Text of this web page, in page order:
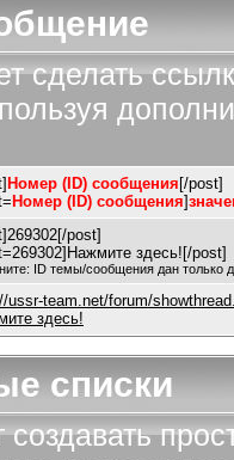
сделать
Номер (ID) сообщения [/post]
Номер (ID) сообщения]
post]
здесь![/post]
ID темы/сообщения дан только
ussr-team.net/forum/
здесь!
списки
создавать